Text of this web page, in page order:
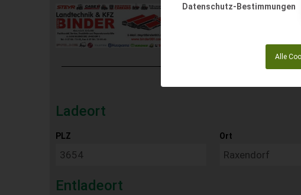
Datenschutz-Bestimmungen
Alle
Ladeort
PLZ Ort
Entladeort